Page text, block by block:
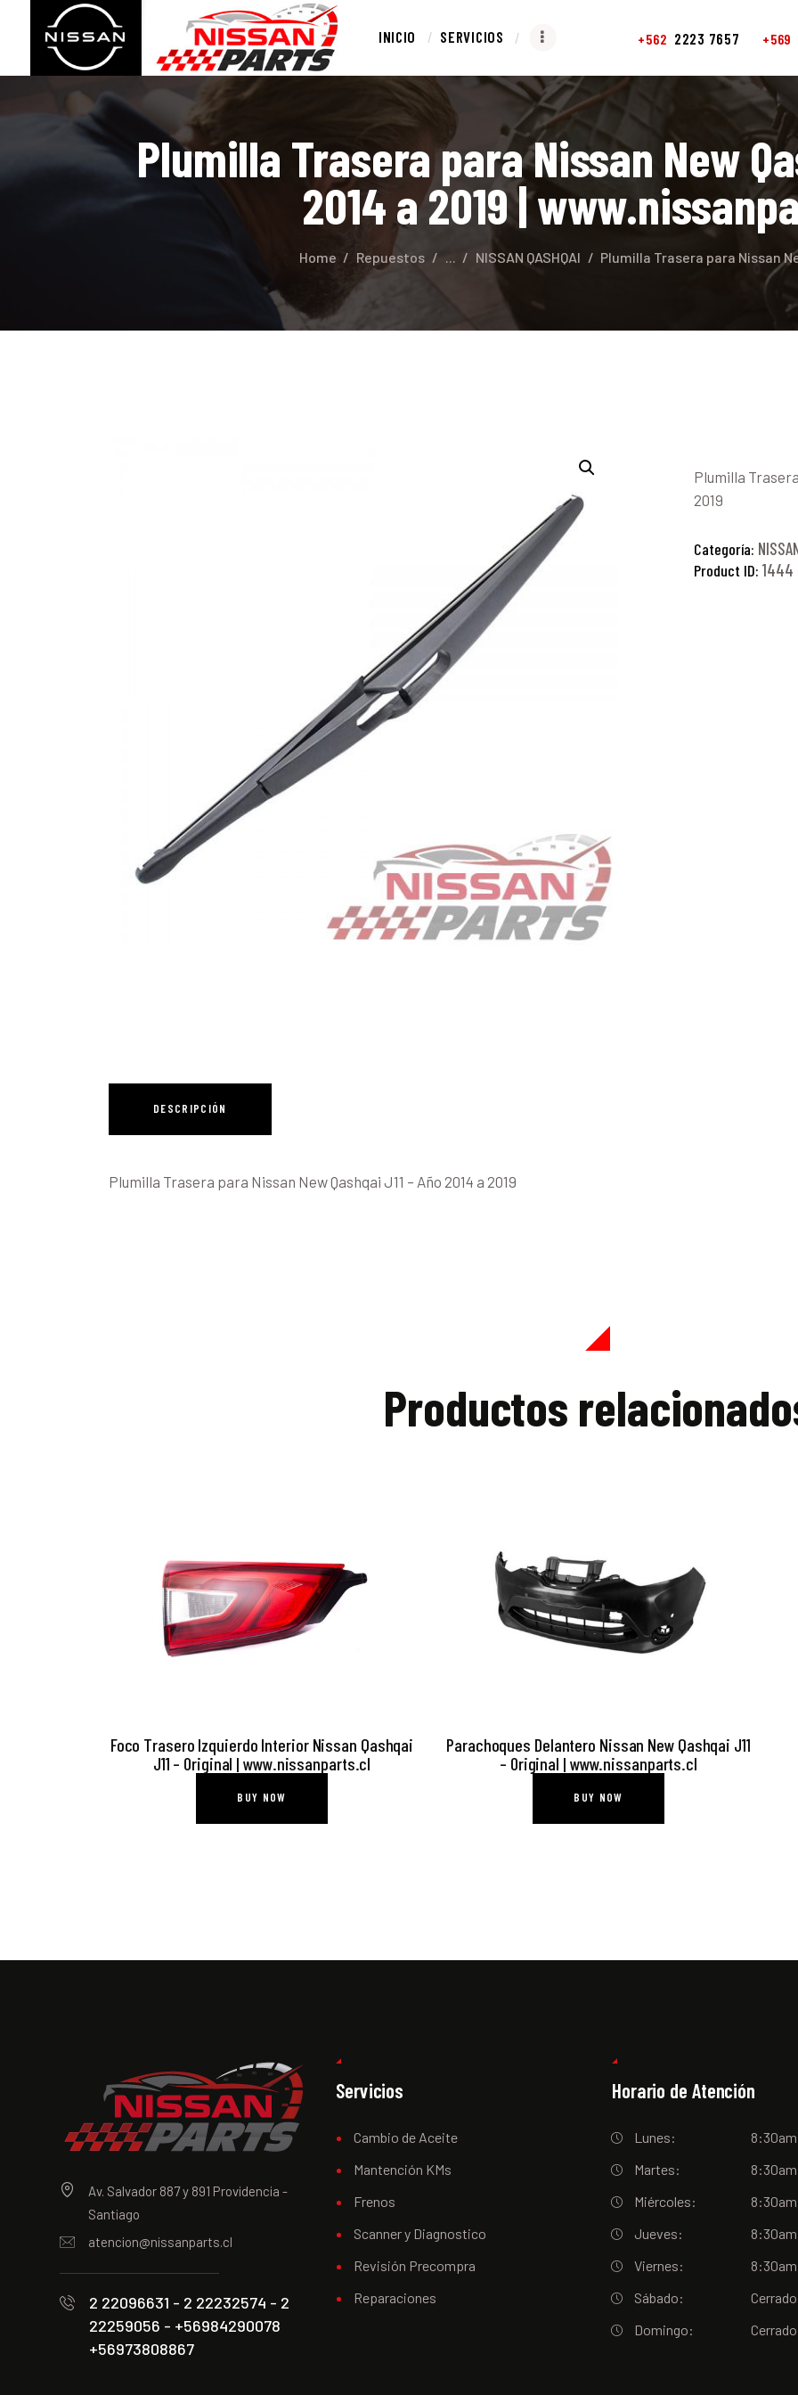
INICIO SERVICIOS +562 2223 7657 +569
Plumilla Trasera para Nissan New
2014 a 2019 |
Home Repuestos ... NISSAN QASHQAI Plumilla Trasera para Nissan
INICIO
SERVICIOS
REPUESTOS
CONTACTO
Plumilla
2019
Categoría:
Product ID: 1444
DESCRIPCIÓN
Plumilla Trasera para Nissan New Qashqai J11 – Año 2014 a 2019
Productos
Foco Trasero Izquierdo Interior Nissan Qashqai
J11 – Original | www.nissanparts.cl
BUY NOW
Parachoques Delantero Nissan New Qashqai J11
– Original | www.nissanparts.cl
BUY NOW
Av. Salvador 887 y 891 Providencia -
Santiago
atencion@nissanparts.cl
2 22096631 - 2 22232574 - 2
22259056 - +56984290078
+56973808867
Servicios
Cambio de Aceite
Mantención KMs
Frenos
Scanner y Diagnostico
Revisión Precompra
Reparaciones
Horario de Atención
Lunes:
Martes:
Miércoles:
Jueves:
Viernes:
Sábado:
Cerrado
Domingo:
Cerrado